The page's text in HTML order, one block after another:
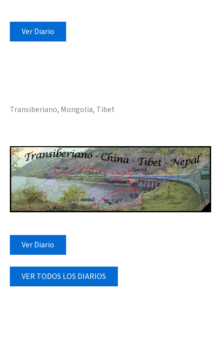
Ver Diario
Transiberiano, Mongolia, Tibet
Ver Diario
VER TODOS LOS DIARIOS